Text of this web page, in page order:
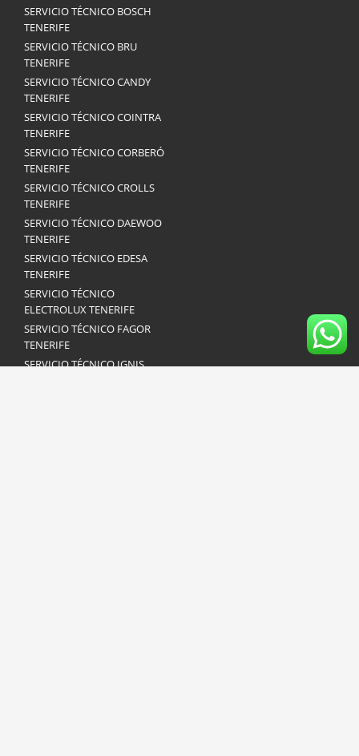
SERVICIO TÉCNICO BOSCH
TENERIFE
SERVICIO TÉCNICO BRU
TENERIFE
SERVICIO TÉCNICO CANDY
TENERIFE
SERVICIO TÉCNICO COINTRA
TENERIFE
SERVICIO TÉCNICO CORBERÓ
TENERIFE
SERVICIO TÉCNICO CROLLS
TENERIFE
SERVICIO TÉCNICO DAEWOO
TENERIFE
SERVICIO TÉCNICO EDESA
TENERIFE
SERVICIO TÉCNICO
ELECTROLUX TENERIFE
SERVICIO TÉCNICO FAGOR
TENERIFE
SERVICIO TÉCNICO IGNIS